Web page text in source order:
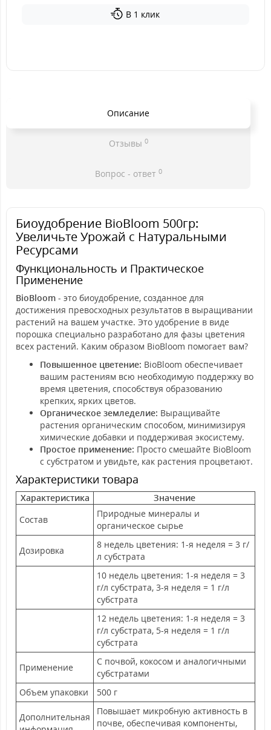
В 1 клик
Описание
Отзывы 0
Вопрос - ответ 0
Биоудобрение BioBloom 500гр:
Увеличьте Урожай с Натуральными
Ресурсами
Функциональность и Практическое
Применение
BioBloom - это биоудобрение, созданное для
достижения превосходных результатов в выращивании
растений на вашем участке. Это удобрение в виде
порошка специально разработано для фазы цветения
всех растений. Каким образом BioBloom помогает вам?
Повышенное цветение: BioBloom обеспечивает
вашим растениям всю необходимую поддержку во
время цветения, способствуя образованию
крепких, ярких цветов.
Органическое земледелие: Выращивайте
растения органическим способом, минимизируя
химические добавки и поддерживая экосистему.
Простое применение: Просто смешайте BioBloom
с субстратом и увидьте, как растения процветают.
Характеристики товара
Характеристика
Значение
Состав
Природные минералы и
органическое сырье
Дозировка
8 недель цветения: 1-я неделя = 3 г/
л субстрата
10 недель цветения: 1-я неделя = 3
г/л субстрата, 3-я неделя = 1 г/л
субстрата
12 недель цветения: 1-я неделя = 3
г/л субстрата, 5-я неделя = 1 г/л
субстрата
Применение
С почвой, кокосом и аналогичными
субстратами
Объем упаковки
500 г
Дополнительная
Повышает микробную активность в
почве, обеспечивая компоненты,